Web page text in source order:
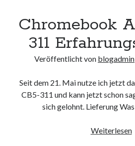
Chromebook
311
Veröffentlicht von blogadmin
Seit dem 21. Mai nutze ich jetzt
CB5-311 und kann jetzt schon
sich gelohnt. Lieferung
Weiterlesen